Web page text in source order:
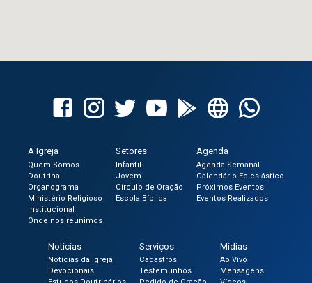
A Igreja
Quem Somos
Doutrina
Organograma
Ministério Religioso
Institucional
Onde nos reunimos
Setores
Infantil
Jovem
Círculo de Oração
Escola Bíblica
Agenda
Agenda Semanal
Calendário Eclesiástico
Próximos Eventos
Eventos Realizados
Notícias
Notícias da Igreja
Devocionais
Serviços
Cadastros
Testemunhos
Mídias
Ao Vivo
Mensagens